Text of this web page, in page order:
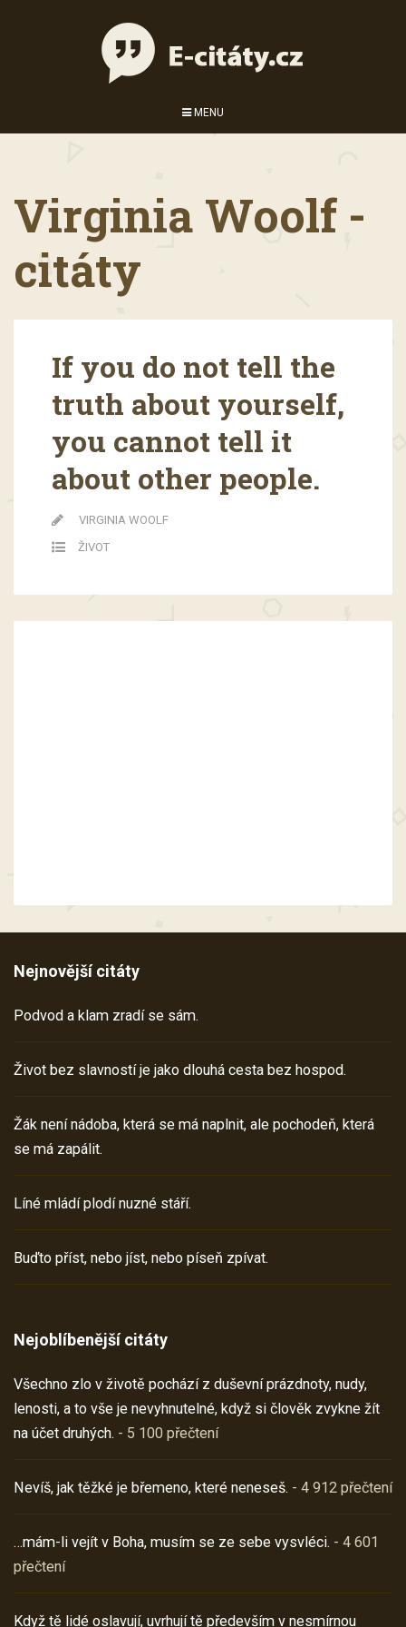
MENU
Virginia Woolf -
citáty
If you do not tell the
truth about yourself,
you cannot tell it
about other people.
VIRGINIA WOOLF
ŽIVOT
Nejnovější citáty
Podvod a klam zradí se sám.
Život bez slavností je jako dlouhá cesta bez hospod.
Žák není nádoba, která se má naplnit, ale pochodeň, která
se má zapálit.
Líné mládí plodí nuzné stáří.
Buďto příst, nebo jíst, nebo píseň zpívat.
Nejoblíbenější citáty
Všechno zlo v životě pochází z duševní prázdnoty, nudy,
lenosti, a to vše je nevyhnutelné, když si člověk zvykne žít
na účet druhých. - 5 100 přečtení
Nevíš, jak těžké je břemeno, které neneseš. - 4 912 přečtení
…mám-li vejít v Boha, musím se ze sebe vysvléci. - 4 601
přečtení
Když tě lidé oslavují, uvrhují tě především v nesmírnou